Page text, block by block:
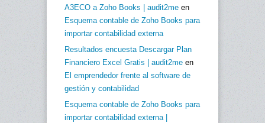
A3ECO a Zoho Books | audit2me en
Esquema contable de Zoho Books para
importar contabilidad externa
Resultados encuesta Descargar Plan
Financiero Excel Gratis | audit2me en
El emprendedor frente al software de
gestión y contabilidad
Esquema contable de Zoho Books para
importar contabilidad externa |